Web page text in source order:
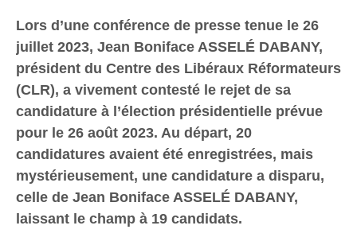
Lors d’une conférence de presse tenue le 26
juillet 2023, Jean Boniface ASSELÉ DABANY,
président du Centre des Libéraux Réformateurs
(CLR), a vivement contesté le rejet de sa
candidature à l’élection présidentielle prévue
pour le 26 août 2023. Au départ, 20
candidatures avaient été enregistrées, mais
mystérieusement, une candidature a disparu,
celle de Jean Boniface ASSELÉ DABANY,
laissant le champ à 19 candidats.